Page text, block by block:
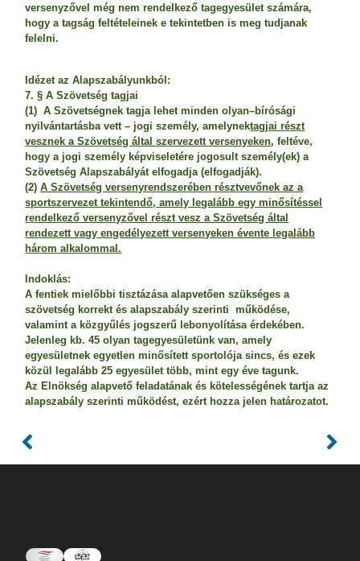
versenyzővel még nem rendelkező tagegyesület számára,
hogy a tagság feltételeinek e tekintetben is meg tudjanak
felelni.
Idézet az Alapszabályunkból:
7. § A Szövetség tagjai
(1) A Szövetségnek tagja lehet minden olyan–bírósági
nyilvántartásba vett – jogi személy, amelynektagjai részt
vesznek a Szövetség által szervezett versenyeken, feltéve,
hogy a jogi személy képviseletére jogosult személy(ek) a
Szövetség Alapszabályát elfogadja (elfogadják).
(2)A Szövetség versenyrendszerében résztvevőnek az a
sportszervezet tekintendő, amely legalább egy minősítéssel
rendelkező versenyzővel részt vesz a Szövetség által
rendezett vagy engedélyezett versenyeken évente legalább
három alkalommal.
Indoklás:
A fentiek mielőbbi tisztázása alapvetően szükséges a
szövetség korrekt és alapszabály szerinti működése,
valamint a közgyűlés jogszerű lebonyolítása érdekében.
Jelenleg kb. 45 olyan tagegyesületünk van, amely
egyesületnek egyetlen minősített sportolója sincs, és ezek
közül legalább 25 egyesület több, mint egy éve tagunk.
Az Elnökség alapvető feladatának és kötelességének tartja az
alapszabály szerinti működést, ezért hozza jelen határozatot.